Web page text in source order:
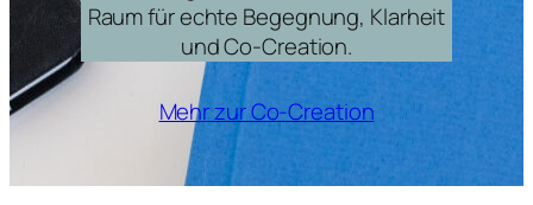
Raum für echte Begegnung, Klarheit
und Co-Creation.
Mehr zur Co-Creation